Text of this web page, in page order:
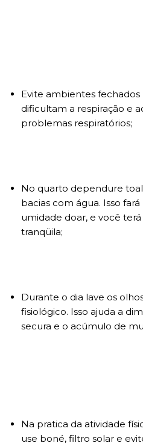
Evite ambientes fechados
dificultam a respiração e
problemas respiratórios;
No quarto dependure
bacias com água. Isso
umidade doar, e você
tranqüila;
Durante o dia lave os
fisiológico. Isso ajuda a
secura e o acúmulo de
Na pratica da atividade
use boné, filtro solar e